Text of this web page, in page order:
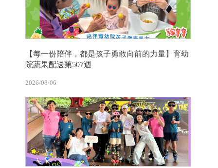
【每一份陪伴，都是孩子勇敢向前的力量】育幼
院蔬果配送第507週
2026/08/06